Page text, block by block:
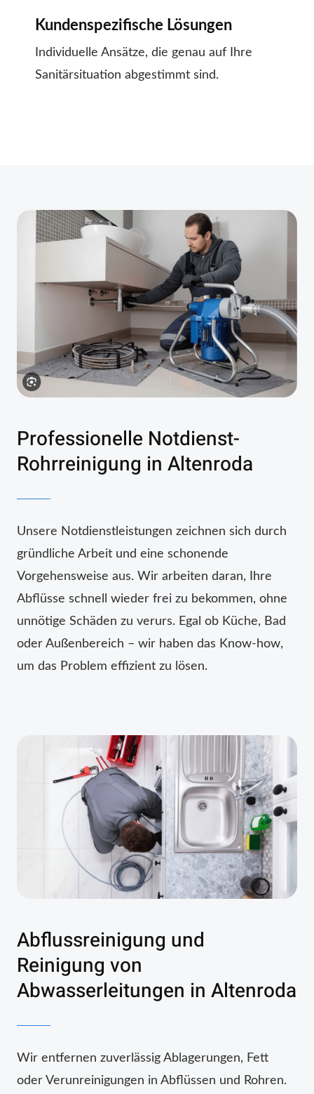
Kundenspezifische Lösungen
Individuelle Ansätze, die genau auf Ihre
Sanitärsituation abgestimmt sind.
Professionelle Notdienst-
Rohrreinigung in Altenroda
Unsere Notdienstleistungen zeichnen sich durch
gründliche Arbeit und eine schonende
Vorgehensweise aus. Wir arbeiten daran, Ihre
Abflüsse schnell wieder frei zu bekommen, ohne
unnötige Schäden zu verurs. Egal ob Küche, Bad
oder Außenbereich – wir haben das Know-how,
um das Problem effizient zu lösen.
Abflussreinigung und
Reinigung von
Abwasserleitungen in Altenroda
Wir entfernen zuverlässig Ablagerungen, Fett
oder Verunreinigungen in Abflüssen und Rohren.